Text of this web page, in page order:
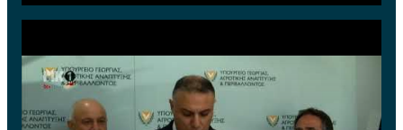
Financial Services (IFS) Κύπρου.